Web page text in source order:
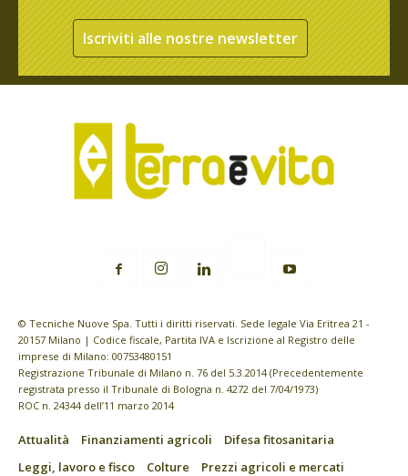
Iscriviti alle nostre newsletter
© Tecniche Nuove Spa. Tutti i diritti riservati. Sede legale Via Eritrea 21 -
20157 Milano | Codice fiscale, Partita IVA e Iscrizione al Registro delle
imprese di Milano: 00753480151
Registrazione Tribunale di Milano n. 76 del 5.3.2014 (Precedentemente
registrata presso il Tribunale di Bologna n. 4272 del 7/04/1973)
ROC n. 24344 dell’11 marzo 2014
Attualità Finanziamenti agricoli
Difesa fitosanitaria
Leggi, lavoro e fisco
Colture
Prezzi agricoli e mercati